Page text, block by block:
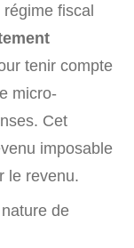
fiscal
tenir compte
micro-
Cet
imposable
le revenu.
de